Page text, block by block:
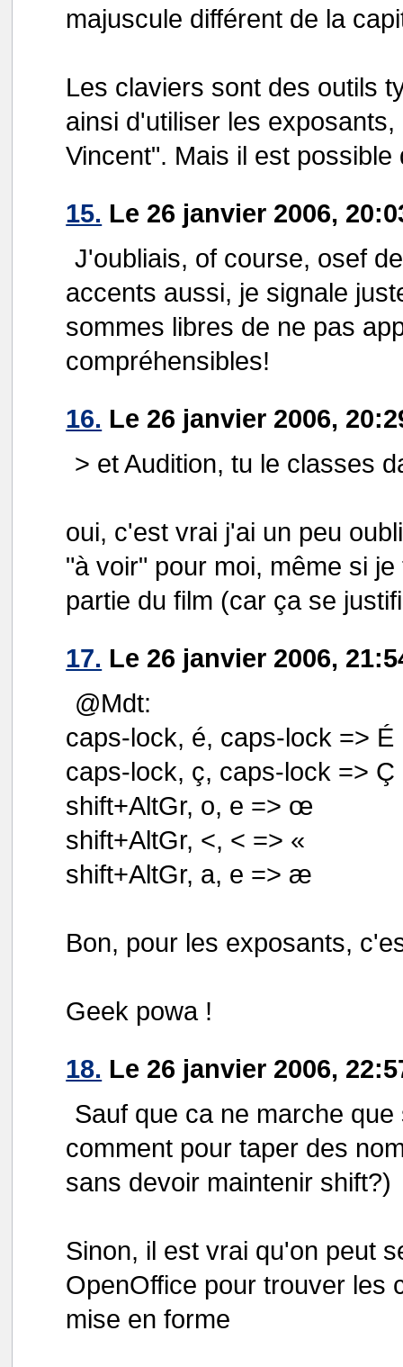
majuscule différent de la
Les claviers sont des outils
ainsi d'utiliser les
Vincent". Mais il est
15. Le 26 janvier 2006,
J'oubliais, of course, osef
accents aussi, je signale
sommes libres de ne pas
compréhensibles!
16. Le 26 janvier 2006,
> et Audition, tu le classes
oui, c'est vrai j'ai un peu
"à voir" pour moi, même si
partie du film (car ça se
17. Le 26 janvier 2006,
@Mdt:
caps-lock, é, caps-lock => É
caps-lock, ç, caps-lock => Ç
shift+AltGr, o, e => œ
shift+AltGr, <, < => «
shift+AltGr, a, e => æ
Bon, pour les exposants,
Geek powa !
18. Le 26 janvier 2006,
Sauf que ca ne marche
comment pour taper des
sans devoir maintenir shift?)
Sinon, il est vrai qu'on peut
OpenOffice pour trouver les
mise en forme